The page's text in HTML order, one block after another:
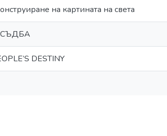
на картината на света
DESTINY